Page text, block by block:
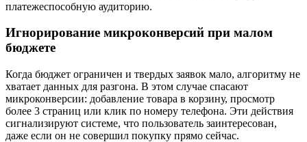
платежеспособную аудиторию.
Игнорирование микроконверсий при малом
бюджете
Когда бюджет ограничен и твердых заявок мало, алгоритму не
хватает данных для разгона. В этом случае спасают
микроконверсии: добавление товара в корзину, просмотр
более 3 страниц или клик по номеру телефона. Эти действия
сигнализируют системе, что пользователь заинтересован,
даже если он не совершил покупку прямо сейчас.